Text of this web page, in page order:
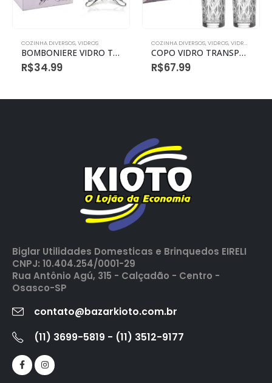
COZINHA DIVERSOS,VIDROS
BOMBONIERE VIDRO TRANSPARENTE PE G 14X18CM
R$34.99
COZINHA DIVERSOS,VIDROS,VIDROS COZINHA
COPO VIDRO TRANSPARENTE C06 330ML BALAOZINHO
R$67.99
Biglar Utilidades Domesticas e Brinquedos EIRELI
CNPJ: 10.404.254/0001-29
Rua Antônio Agú, 315 - Calçadão - Centro -
Osasco-SP
contato@bazarkioto.com.br
(11) 3699-5819 - (11) 3512-9177